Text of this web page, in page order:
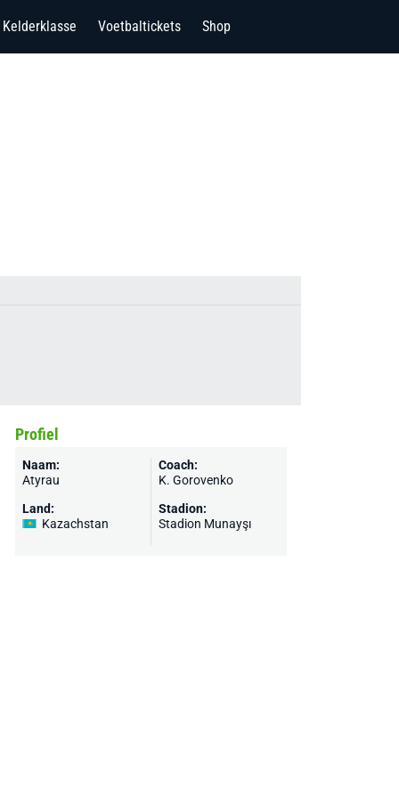
Kelderklasse Voetbaltickets Shop
Profiel
Naam:
Atyrau
Land:
Kazachstan
Coach:
K. Gorovenko
Stadion:
Stadion Munayşı